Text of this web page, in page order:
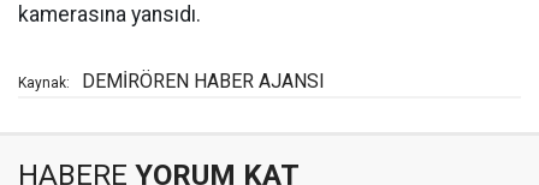
kamerasına yansıdı.
Kaynak: DEMİRÖREN HABER AJANSI
HABERE YORUM KAT